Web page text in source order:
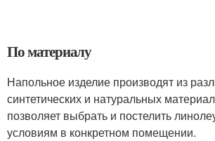
По материалу
Напольное изделие производят из
синтетических и натуральных
позволяет выбрать и постелить
условиям в конкретном помещении.